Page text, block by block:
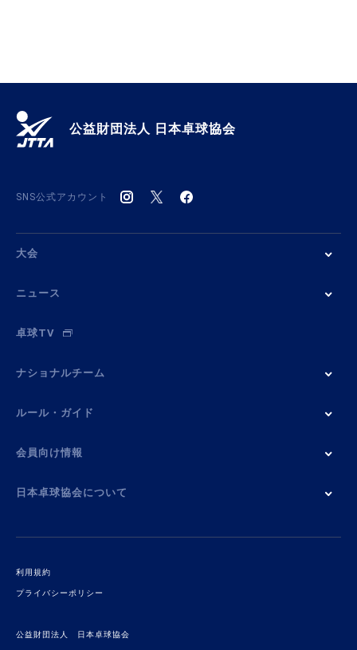
公益財団法人 日本卓球協会
SNS公式アカウント
大会
ニュース
卓球TV
ナショナルチーム
ルール・ガイド
会員向け情報
日本卓球協会について
利用規約
プライバシーポリシー
公益財団法人 日本卓球協会